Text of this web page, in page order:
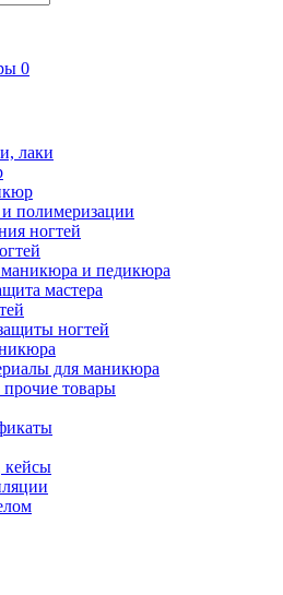
0
лаки
полимеризации
ногтей
и педикюра
мастера
ногтей
для маникюра
товары
кейсы